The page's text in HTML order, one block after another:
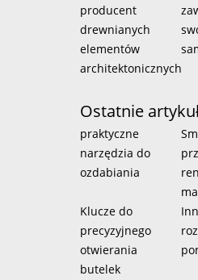
producent
drewnianych
elementów
architektonicznych
Ostatnie
praktyczne
narzędzia do
ozdabiania
Klucze do
precyzyjnego
otwierania
butelek